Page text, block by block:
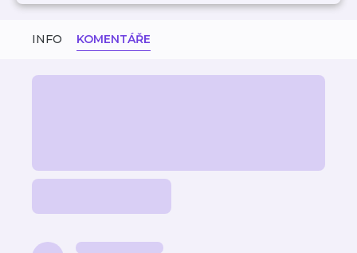
INFO KOMENTÁŘE